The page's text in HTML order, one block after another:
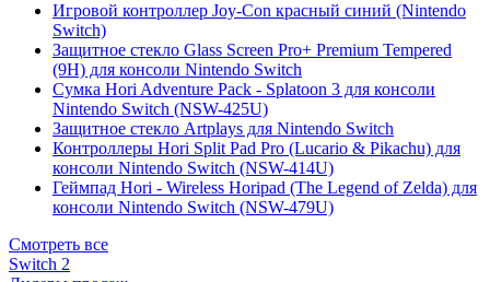
Игровой контроллер Joy-Con красный синий (Nintendo
Switch)
Защитное стекло Glass Screen Pro+ Premium Tempered
(9H) для консоли Nintendo Switch
Сумка Hori Adventure Pack - Splatoon 3 для консоли
Nintendo Switch (NSW-425U)
Защитное стекло Artplays для Nintendo Switch
Контроллеры Hori Split Pad Pro (Lucario & Pikachu) для
консоли Nintendo Switch (NSW-414U)
Геймпад Hori - Wireless Horipad (The Legend of Zelda) для
консоли Nintendo Switch (NSW-479U)
Смотреть все
Switch 2